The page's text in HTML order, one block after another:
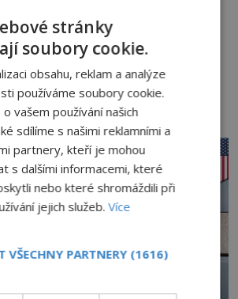
zhruba 120 ptáků smrt na
a podivná nemoc si
oběti i v roce 2019 v
snad nějak tyto jevy s tím,
roku 2010 v Arkansasu?
stránky
soubory cookie.
obsahu, reklam a analýze
používáme soubory cookie.
vašem používání našich
sdílíme s našimi reklamními a
partnery, kteří je mohou
s dalšími informacemi, které
nebo které shromáždili při
jejich služeb.Více
VŠECHNY PARTNERY (1616)